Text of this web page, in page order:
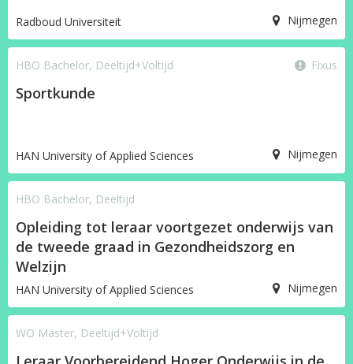
Radboud Universiteit Nijmegen
HBO Bachelor, Deeltijd+Voltijd Fixus
Sportkunde
HAN University of Applied Sciences Nijmegen
HBO Bachelor, Deeltijd
Opleiding tot leraar voortgezet onderwijs van
de tweede graad in Gezondheidszorg en
Welzijn
HAN University of Applied Sciences Nijmegen
WO Master, Deeltijd+Voltijd